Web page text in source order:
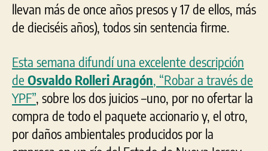
llevan más de once años presos y 17 de ellos, más
de dieciséis años), todos sin sentencia firme.
Esta semana difundí una excelente descripción
de Osvaldo Rolleri Aragón, “Robar a través de
YPF”, sobre los dos juicios –uno, por no ofertar la
compra de todo el paquete accionario y, el otro,
por daños ambientales producidos por la